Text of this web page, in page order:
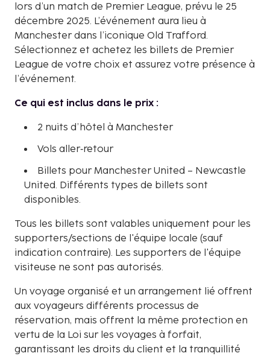
lors d’un match de Premier League, prévu le 25
décembre 2025. L’événement aura lieu à
Manchester dans l’iconique Old Trafford.
Sélectionnez et achetez les billets de Premier
League de votre choix et assurez votre présence à
l’événement.
Ce qui est inclus dans le prix :
2 nuits d’hôtel à Manchester
Vols aller‑retour
Billets pour Manchester United – Newcastle
United. Différents types de billets sont
disponibles.
Tous les billets sont valables uniquement pour les
supporters/sections de l'équipe locale (sauf
indication contraire). Les supporters de l'équipe
visiteuse ne sont pas autorisés.
Un voyage organisé et un arrangement lié offrent
aux voyageurs différents processus de
réservation, mais offrent la même protection en
vertu de la Loi sur les voyages à forfait,
garantissant les droits du client et la tranquillité